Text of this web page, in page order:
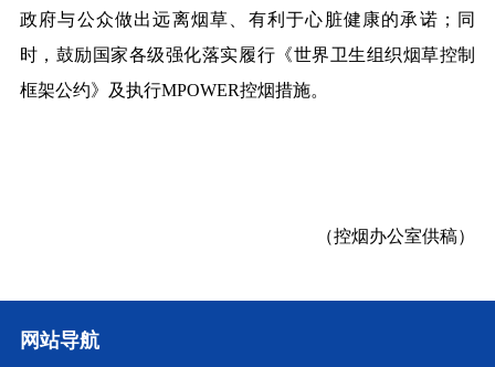
政府与公众做出远离烟草、有利于心脏健康的承诺；同
时，鼓励国家各级强化落实履行《世界卫生组织烟草控制
框架公约》及执行MPOWER控烟措施。
（控烟办公室供稿）
网站导航